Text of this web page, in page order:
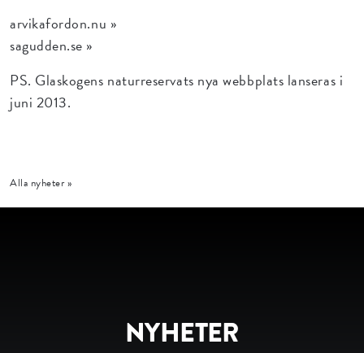
arvikafordon.nu »
sagudden.se »
PS. Glaskogens naturreservats nya webbplats lanseras i
juni 2013.
Alla nyheter »
NYHETER